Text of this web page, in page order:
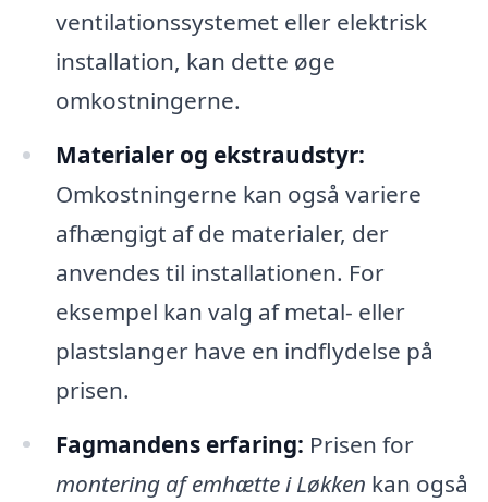
ventilationssystemet eller elektrisk
installation, kan dette øge
omkostningerne.
Materialer og ekstraudstyr:
Omkostningerne kan også variere
afhængigt af de materialer, der
anvendes til installationen. For
eksempel kan valg af metal- eller
plastslanger have en indflydelse på
prisen.
Fagmandens erfaring: Prisen for
montering af emhætte i Løkken kan også